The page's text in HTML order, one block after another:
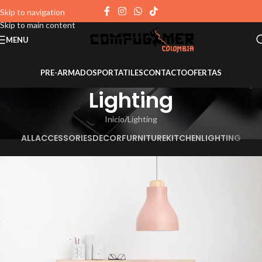
Skip to navigation
Skip to main content
MENU
PRE-ARMADOSPORTATILESCONTACTOOFERTAS
Lighting
Inicio Lighting
ALLACCESSORIESDECORFURNITUREKITCHENLIGHTING